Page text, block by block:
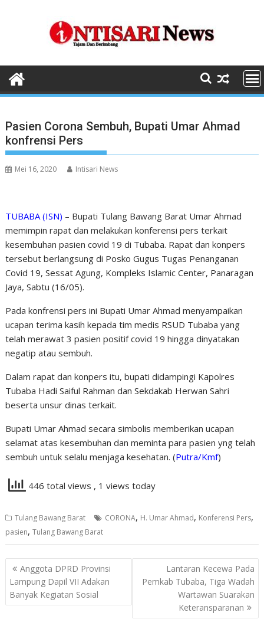
Pasien Corona Sembuh, Bupati Umar Ahmad
konfrensi Pers
Mei 16, 2020 Intisari News
TUBABA (ISN) – Bupati Tulang Bawang Barat Umar Ahmad
memimpin rapat dan melakukan konferensi pers terkait
kesembuhan pasien covid 19 di Tubaba. Rapat dan konpers
tersebut berlangsung di Posko Gugus Tugas Penanganan
Covid 19, Sessat Agung, Kompleks Islamic Center, Panaragan
Jaya, Sabtu (16/05).
Pada konfrensi pers ini Bupati Umar Ahmad menyampaikan
ucapan terima kasih kepada tim medis RSUD Tubaba yang
telah merawat 3 pasien positif covid 19 hingga dinyatakan
negatip atau sembuh.
Dalam rapat dan konpers itu, bupati didampingi Kapolres
Tubaba Hadi Saiful Rahman dan Sekdakab Herwan Sahri
beserta unsur dinas terkait.
Bupati Umar Ahmad secara simbolis memberikan ucapan
selamat atas kesembuhan dan meminta para pasien yng telah
sembuh untuk selalu menjaga kesehatan. (Putra/Kmf)
446 total views , 1 views today
Tulang Bawang Barat CORONA, H. Umar Ahmad, Konferensi Pers,
pasien,Tulang Bawang Barat
Navigasi
pos
Anggota DPRD Provinsi
Lampung Dapil VII Adakan
Banyak Kegiatan Sosial
Lantaran Kecewa Pada
Pemkab Tubaba, Tiga Wadah
Wartawan Suarakan
Keteransparanan